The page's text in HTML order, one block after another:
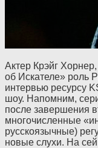
Актер Крэйг
об Искателе» роль
интервью ресурсу
шоу. Напомним,
после завершения
многочисленные
русскоязычные)
новые слухи. На